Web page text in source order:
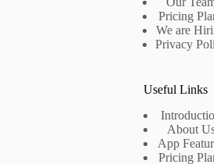
Pricing
We are
Privacy
Useful Links
About
App
Pricing